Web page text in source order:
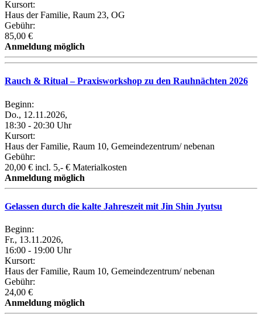
Kursort:
Haus der Familie, Raum 23, OG
Gebühr:
85,00 €
Anmeldung möglich
Rauch & Ritual – Praxisworkshop zu den Rauhnächten 2026
Beginn:
Do., 12.11.2026,
18:30 - 20:30 Uhr
Kursort:
Haus der Familie, Raum 10, Gemeindezentrum/ nebenan
Gebühr:
20,00 € incl. 5,- € Materialkosten
Anmeldung möglich
Gelassen durch die kalte Jahreszeit mit Jin Shin Jyutsu
Beginn:
Fr., 13.11.2026,
16:00 - 19:00 Uhr
Kursort:
Haus der Familie, Raum 10, Gemeindezentrum/ nebenan
Gebühr:
24,00 €
Anmeldung möglich